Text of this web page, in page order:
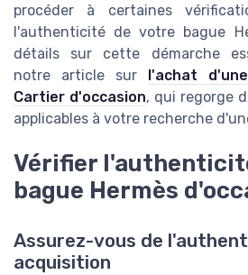
procéder à certaines
l'authenticité de votre bague
détails sur cette démarche
notre article sur l'achat
Cartier d'occasion, qui regorge
applicables à votre recherche
Vérifier
bague Hermès
Assurez-vous de
acquisition